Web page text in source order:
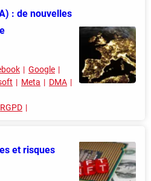
: de nouvelles
Google
Meta
DMA
RGPD
et risques